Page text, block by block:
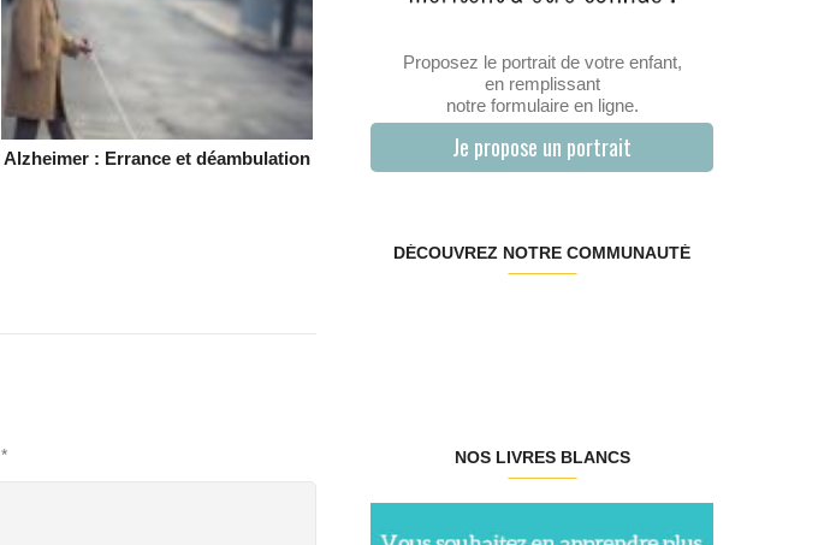
Alzheimer : Errance et déambulation
*
Proposez le portrait de votre enfant,
en remplissant
notre formulaire en ligne.
Je propose un portrait
DÉCOUVREZ NOTRE COMMUNAUTÉ
NOS LIVRES BLANCS